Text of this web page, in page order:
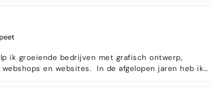
en doelen: helder, professioneel en afgestemd op
ik groeiende bedrijven met grafisch ontwerp,
In de afgelopen jaren heb ik
zit in